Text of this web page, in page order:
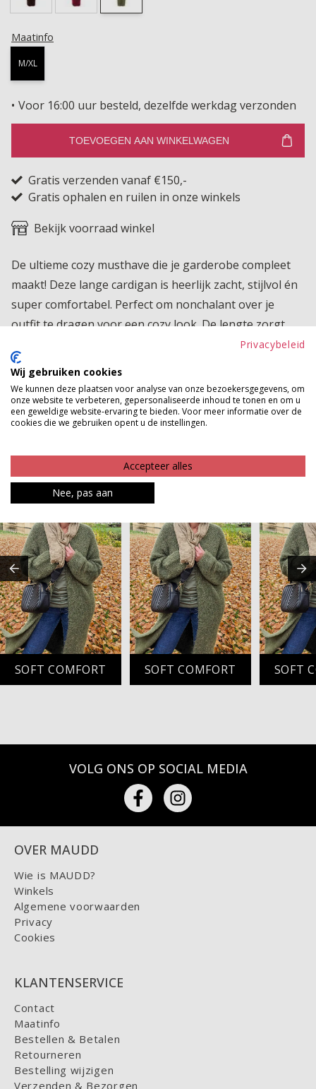
Maatinfo
M/XL
Voor 16:00 uur besteld, dezelfde werkdag verzonden
TOEVOEGEN AAN WINKELWAGEN
Gratis verzenden vanaf €150,-
Gratis ophalen en ruilen in onze winkels
Bekijk voorraad winkel
De ultieme cozy musthave die je garderobe compleet
maakt! Deze lange cardigan is heerlijk zacht, stijlvol én
super comfortabel. Perfect om nonchalant over je
outfit te dragen voor een cozy look. De lengte zorgt
voor een elegante, vrouwelijke look terwijl de losse
pasvorm haar extra comfy maakt.
Product kenmerken
Betaalinformatie
MAAK JE LOOK COMPLEET
SOFT COMFORT SOFT COMFORT SOFT
VOLG ONS OP SOCIAL MEDIA
OVER MAUDD
Wie is MAUDD?
Winkels
Algemene voorwaarden
Privacy
Cookies
KLANTENSERVICE
Contact
Maatinfo
Bestellen & Betalen
Retourneren
Bestelling wijzigen
Verzenden & Bezorgen
Privacybeleid
Wij gebruiken cookies
We kunnen deze plaatsen voor analyse van onze bezoekersgegevens, om
onze website te verbeteren, gepersonaliseerde inhoud te tonen en om u
een geweldige website-ervaring te bieden. Voor meer informatie over de
cookies die we gebruiken opent u de instellingen.
Accepteer alles
Nee, pas aan